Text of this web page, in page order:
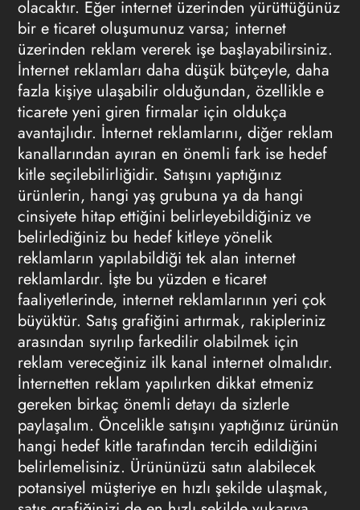
olacaktır. Eğer internet üzerinden yürüttüğünüz
bir e ticaret oluşumunuz varsa; internet
üzerinden reklam vererek işe başlayabilirsiniz.
İnternet reklamları daha düşük bütçeyle, daha
fazla kişiye ulaşabilir olduğundan, özellikle e
ticarete yeni giren firmalar için oldukça
avantajlıdır. İnternet reklamlarını, diğer reklam
kanallarından ayıran en önemli fark ise hedef
kitle seçilebilirliğidir. Satışını yaptığınız
ürünlerin, hangi yaş grubuna ya da hangi
cinsiyete hitap ettiğini belirleyebildiğiniz ve
belirlediğiniz bu hedef kitleye yönelik
reklamların yapılabildiği tek alan internet
reklamlardır. İşte bu yüzden e ticaret
faaliyetlerinde, internet reklamlarının yeri çok
büyüktür. Satış grafiğini artırmak, rakipleriniz
arasından sıyrılıp farkedilir olabilmek için
reklam vereceğiniz ilk kanal internet olmalıdır.
İnternetten reklam yapılırken dikkat etmeniz
gereken birkaç önemli detayı da sizlerle
paylaşalım. Öncelikle satışını yaptığınız ürünün
hangi hedef kitle tarafından tercih edildiğini
belirlemelisiniz. Ürününüzü satın alabilecek
potansiyel müşteriye en hızlı şekilde ulaşmak,